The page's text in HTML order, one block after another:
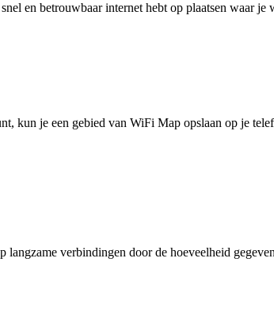
en betrouwbaar internet hebt op plaatsen waar je
kun je een gebied van WiFi Map opslaan op je
verbindingen door de hoeveelheid